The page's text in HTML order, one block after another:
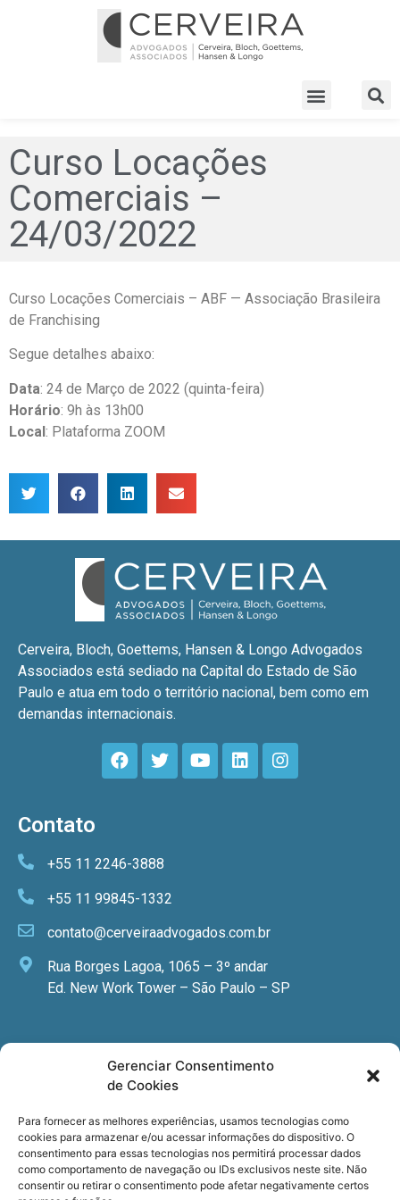
Gerenciar Consentimento
de Cookies
Para fornecer as melhores experiências, usamos tecnologias como
cookies para armazenar e/ou acessar informações do dispositivo. O
consentimento para essas tecnologias nos permitirá processar dados
como comportamento de navegação ou IDs exclusivos neste site. Não
consentir ou retirar o consentimento pode afetar negativamente certos
Curso Locações
Comerciais –
24/03/2022
Curso Locações Comerciais – ABF — Associação Brasileira
de Franchising
Segue detalhes abaixo:
Data: 24 de Março de 2022 (quinta-feira)
Horário: 9h às 13h00
Local: Plataforma ZOOM
Cerveira, Bloch, Goettems, Hansen & Longo Advogados
Associados está sediado na Capital do Estado de São
Paulo e atua em todo o território nacional, bem como em
demandas internacionais.
Contato
+55 11 2246-3888
+55 11 99845-1332
contato@cerveiraadvogados.com.br
Rua Borges Lagoa, 1065 – 3º andar
Ed. New Work Tower – São Paulo – SP
Newsletter
especializadas, cursos e eventos?
Registre seu email.